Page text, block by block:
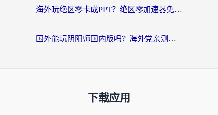
海外玩绝区零卡成PPT？绝区零加速器免费的推荐+实用技巧，附墨西哥玩谁是卧底美国玩和平精英攻略
国外能玩阴阳师国内版吗？海外党亲测有效的国服游戏加速指南
下载应用